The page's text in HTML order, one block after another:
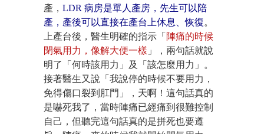
產， LDR 病房是單人產房，先生可以陪
產，產後可以直接在產台上休息、恢復。
上產台後，醫生明確的指示「 陣痛的時候
閉氣用力，像解大便一樣 」，兩句話就說
明了
「何時該用力」 及 「該怎麼用力」
。
接著醫生又說「我說停的時候不要用力，
免得傷口裂到肛門」，天啊！這句話真的
是嚇死我了，當時陣痛已經痛到很難控制
自己，但聽完這句話真的是拼死也要遵